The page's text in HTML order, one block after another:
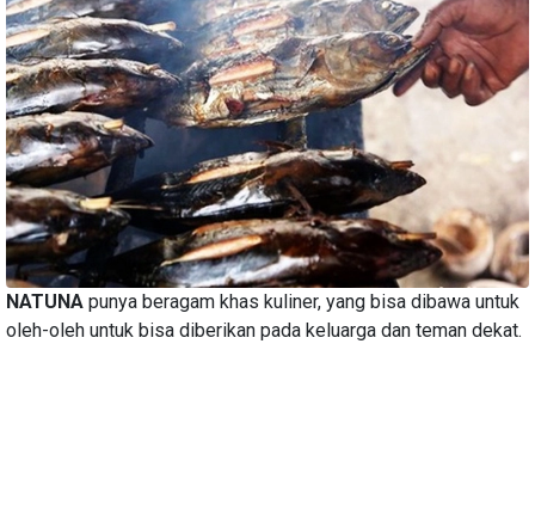
NATUNA punya beragam khas kuliner, yang bisa dibawa untuk
oleh-oleh untuk bisa diberikan pada keluarga dan teman dekat.